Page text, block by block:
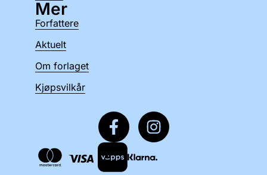
Mer
Forfattere
Aktuelt
Om forlaget
Kjøpsvilkår